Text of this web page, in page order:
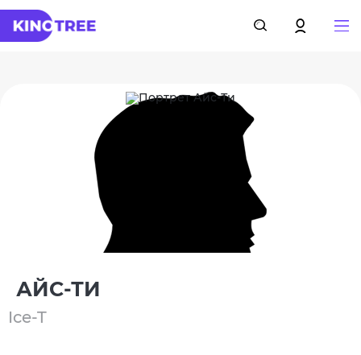
АЙС-ТИ
Ice-T